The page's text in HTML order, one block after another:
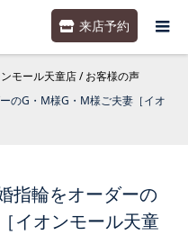
来店予約
モール天童店 / お客様の声
のG・M様G・M様ご夫妻［イオ
指輪をオーダーの
イオンモール天童